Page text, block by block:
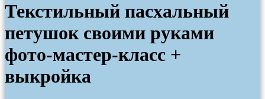
Текстильный пасхальный
петушок своими руками
фото-мастер-класс +
выкройка